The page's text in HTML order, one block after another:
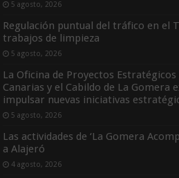
5 agosto, 2026
Regulación puntual del tráfico en el
trabajos de limpieza
5 agosto, 2026
La Oficina de Proyectos
Canarias y el Cabildo de La Gomera
impulsar nuevas iniciativas
5 agosto, 2026
Las actividades de ‘La Gomera
a Alajeró
4 agosto, 2026